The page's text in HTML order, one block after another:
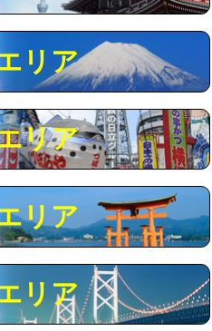
で） 27,500円
え） 38,500円
27,500円
38,500円
16,500円
現場見積
格です。
リア
リア
リア
リア